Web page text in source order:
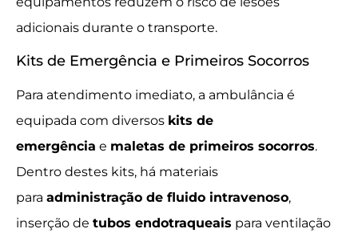
adicionais durante o transporte.
Kits de Emergência e Primeiros Socorros
Para atendimento imediato, a ambulância é
equipada com diversos kits de
emergência e maletas de primeiros socorros.
Dentro destes kits, há materiais
para administração de fluido intravenoso,
inserção de tubos endotraqueais para ventilação